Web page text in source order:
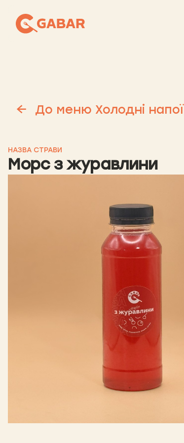
До меню Холодні напої
НАЗВА СТРАВИ
Морс з журавлини